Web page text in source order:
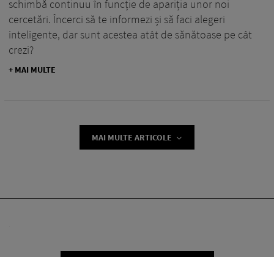
schimbă continuu în funcție de apariția unor noi
cercetări. Încerci să te informezi și să faci alegeri
inteligente, dar sunt acestea atât de sănătoase pe cât
crezi?
+ MAI MULTE
MAI MULTE ARTICOLE